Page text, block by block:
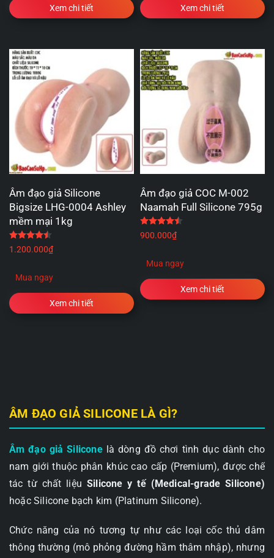
Xem chi tiết Xem chi tiết
Âm đạo giả Silicone
Bigsize LHG-0004 Ashley
mềm mại 1kg
5 sao
1.200.000₫
Mua ngay
Xem chi tiết
Âm đạo giả COC M-002
Naamah Full Silicone 795g
900.000₫
Mua ngay
Xem chi tiết
ÂM ĐẠO GIẢ SILICONE LÀ GÌ?
Âm đạo giả Siliconelà dòng đồ chơi tình dục dành cho
nam giới thuộc phân khúc cao cấp (Premium), được chế
tác từ chất liệu Silicone y tế (Medical-grade Silicone)
hoặc Silicone bạch kim (Platinum Silicone).
Chức năng của nó tương tự như các loại cốc thủ dâm
thông thường (mô phỏng đường hầm thâm nhập), nhưng